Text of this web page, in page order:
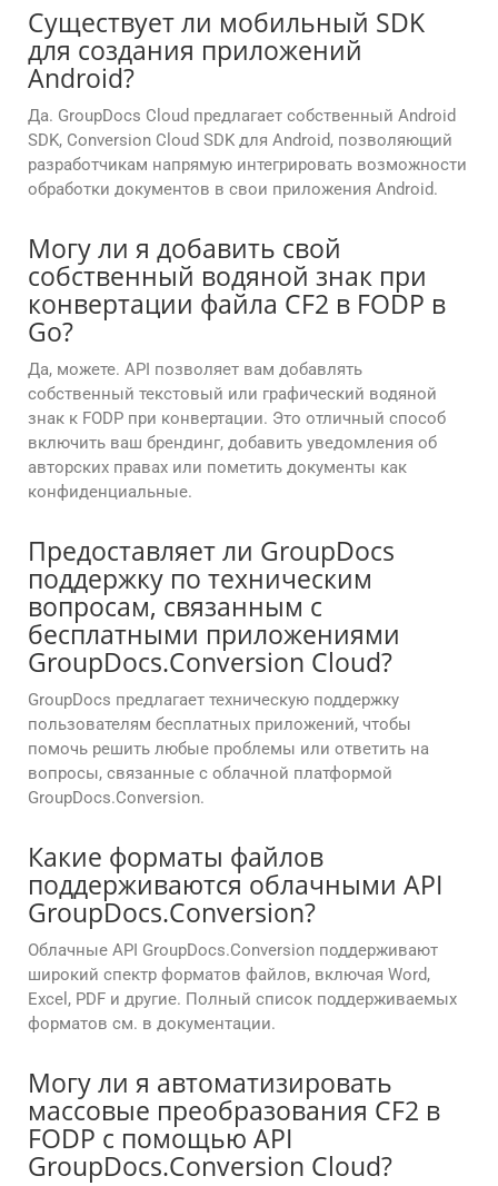
Существует ли мобильный SDK
для создания приложений
Android?
Да. GroupDocs Cloud предлагает собственный Android
SDK, Conversion Cloud SDK для Android, позволяющий
разработчикам напрямую интегрировать возможности
обработки документов в свои приложения Android.
Могу ли я добавить свой
собственный водяной знак при
конвертации файла CF2 в FODP в
Go?
Да, можете. API позволяет вам добавлять
собственный текстовый или графический водяной
знак к FODP при конвертации. Это отличный способ
включить ваш брендинг, добавить уведомления об
авторских правах или пометить документы как
конфиденциальные.
Предоставляет ли GroupDocs
поддержку по техническим
вопросам, связанным с
бесплатными приложениями
GroupDocs.Conversion Cloud?
GroupDocs предлагает техническую поддержку
пользователям бесплатных приложений, чтобы
помочь решить любые проблемы или ответить на
вопросы, связанные с облачной платформой
GroupDocs.Conversion.
Какие форматы файлов
поддерживаются облачными API
GroupDocs.Conversion?
Облачные API GroupDocs.Conversion поддерживают
широкий спектр форматов файлов, включая Word,
Excel, PDF и другие. Полный список поддерживаемых
форматов см. в документации.
Могу ли я автоматизировать
массовые преобразования CF2 в
FODP с помощью API
GroupDocs.Conversion Cloud?